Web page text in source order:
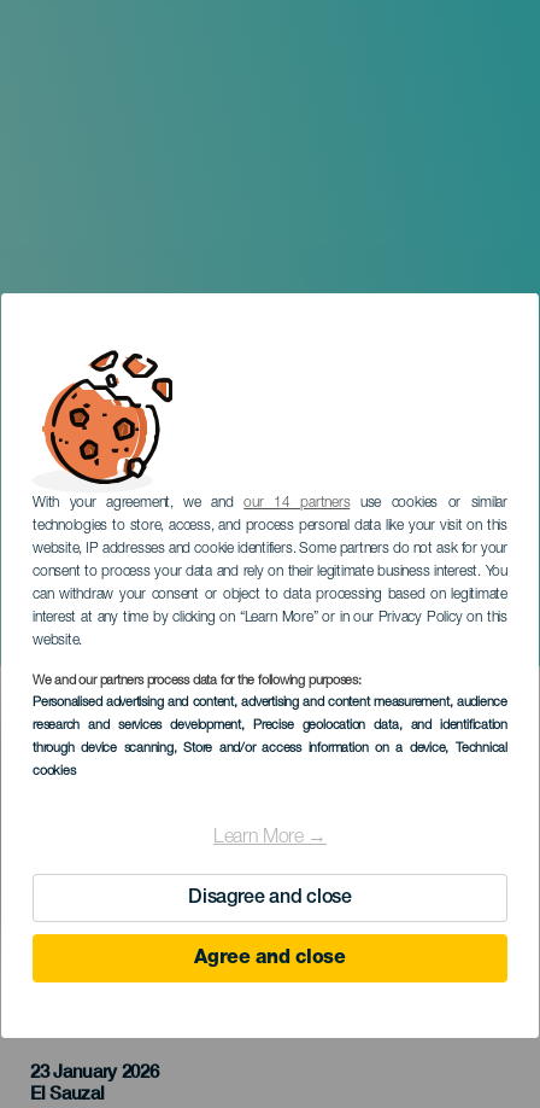
With your agreement, we andour 14 partnersuse cookies or similar
technologies to store, access, and process personal data like your visit on this
website, IP addresses and cookie identifiers. Some partners do not ask for your
consent to process your data and rely on their legitimate business interest. You
can withdraw your consent or object to data processing based on legitimate
interest at any time by clicking on “Learn More” or in our Privacy Policy on this
website.
We and our partners process data for the following purposes:
Personalised advertising and content, advertising and content measurement, audience
research and services development, Precise geolocation data, and identification
through device scanning, Store and/or access information on a device, Technical
cookies
Learn More →
Disagree and close
Agree and close
The Supersuckers
TENERIFE
Imagen
Listado
23 January 2026
Localidad
El Sauzal